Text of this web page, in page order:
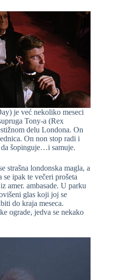
je već nekoliko meseci
Tony-a (Rex
delu Londona. On
On non stop radi i
da šopinguje…i samuje.
strašna londonska magla, a
ipak te večeri prošeta
аmer. ambasade. U parku
glas koji joj se
do kraja meseca.
ograde, jedva se nekako